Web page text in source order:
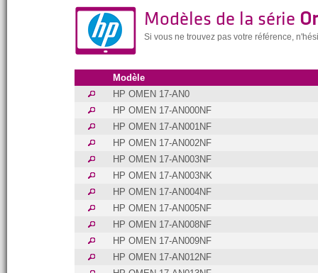
Modèles de la série
Si vous ne trouvez pas votre référence,
Modèle
HP OMEN 17-AN0
HP OMEN 17-AN000NF
HP OMEN 17-AN001NF
HP OMEN 17-AN002NF
HP OMEN 17-AN003NF
HP OMEN 17-AN003NK
HP OMEN 17-AN004NF
HP OMEN 17-AN005NF
HP OMEN 17-AN008NF
HP OMEN 17-AN009NF
HP OMEN 17-AN012NF